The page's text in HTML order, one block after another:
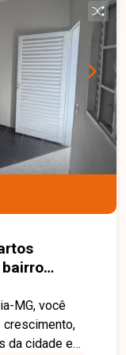
MG, você
crescimento,
da cidade e